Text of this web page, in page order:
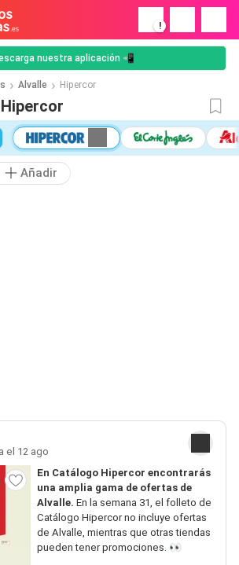
!
nuestra aplicación 📲
Alvalle Hipercor
Añadir
el 12 ago
En Catálogo Hipercor encontrarás
una amplia gama de ofertas de
Alvalle. En la semana 31, el folleto de
Catálogo Hipercor no incluye ofertas
de Alvalle, mientras que otras tiendas
pueden tener promociones. 👀